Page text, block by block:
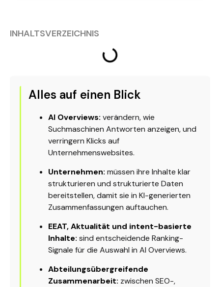
INHALTSVERZEICHNIS
Alles auf einen Blick
AI Overviews: verändern, wie
Suchmaschinen Antworten anzeigen, und
verringern Klicks auf
Unternehmenswebsites.
Unternehmen: müssen ihre Inhalte klar
strukturieren und strukturierte Daten
bereitstellen, damit sie in KI-generierten
Zusammenfassungen auftauchen.
EEAT, Aktualität und intent-basierte
Inhalte: sind entscheidende Ranking-
Signale für die Auswahl in AI Overviews.
Abteilungsübergreifende
Zusammenarbeit: zwischen SEO-,